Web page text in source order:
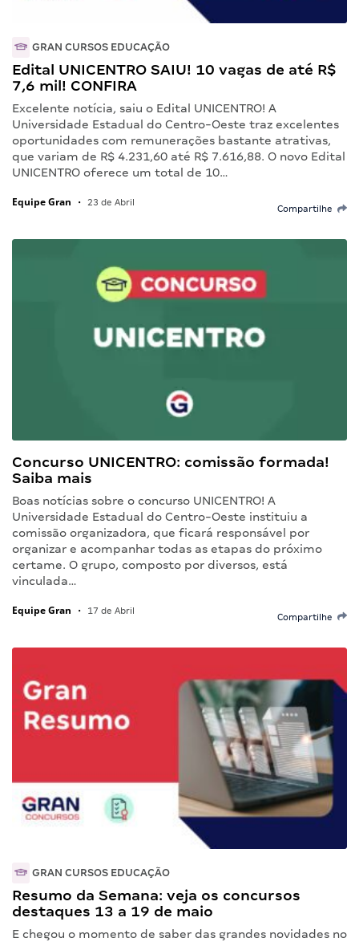
GRAN CURSOS EDUCAÇÃO
Edital UNICENTRO SAIU! 10 vagas de até R$
7,6 mil! CONFIRA
Excelente notícia, saiu o Edital UNICENTRO! A
Universidade Estadual do Centro-Oeste traz excelentes
oportunidades com remunerações bastante atrativas,
que variam de R$ 4.231,60 até R$ 7.616,88. O novo Edital
UNICENTRO oferece um total de 10…
Equipe Gran • 23 de Abril
Compartilhe
Concurso UNICENTRO: comissão formada!
Saiba mais
Boas notícias sobre o concurso UNICENTRO! A
Universidade Estadual do Centro-Oeste instituiu a
comissão organizadora, que ficará responsável por
organizar e acompanhar todas as etapas do próximo
certame. O grupo, composto por diversos, está
vinculada…
Equipe Gran • 17 de Abril
Compartilhe
GRAN CURSOS EDUCAÇÃO
Resumo da Semana: veja os concursos
destaques 13 a 19 de maio
E chegou o momento de saber das grandes novidades no